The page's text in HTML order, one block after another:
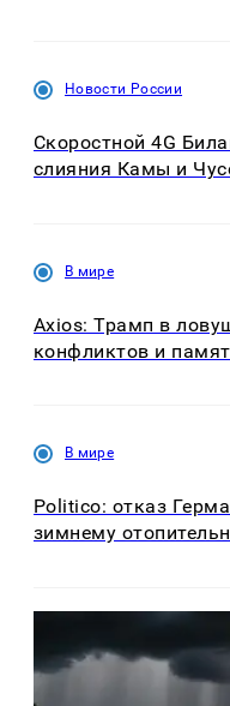
Новости России
Скоростной 4G
слияния Камы и
В мире
Axios: Трамп в
конфликтов и
В мире
Politico: отказ
зимнему